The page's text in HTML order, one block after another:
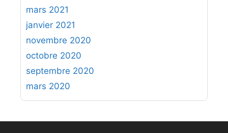
mars 2021
janvier 2021
novembre 2020
octobre 2020
septembre 2020
mars 2020